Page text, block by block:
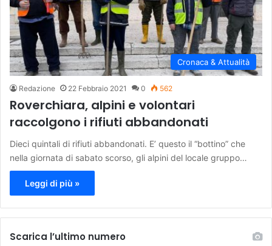
Cronaca & Attualità
Redazione 22 Febbraio 2021 0 562
Roverchiara, alpini e volontari
raccolgono i rifiuti abbandonati
Dieci quintali di rifiuti abbandonati. E’ questo il “bottino” che
nella giornata di sabato scorso, gli alpini del locale gruppo…
Leggi di più »
Scarica l’ultimo numero